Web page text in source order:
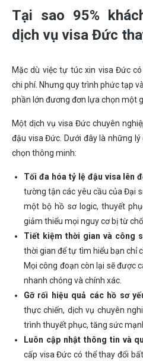
Tại sao 95%
dịch vụ visa Đức
Mặc dù việc tự túc xin visa Đức
chi phí. Nhưng quy trình phức tạp
phần lớn đương đơn lựa chọn một
Một dịch vụ visa Đức chuyên
đậu visa Đức. Dưới đây là những
chọn thông minh:
Tối đa hóa tỷ lệ đậu visa lên
tường tận các yêu cầu của Đại
một bộ hồ sơ logic, thuyết
giảm thiểu mọi nguy cơ bị từ
Tiết kiệm thời gian và công
thời gian để tự tìm hiểu bạn chỉ
Mọi công đoạn còn lại sẽ được
nhanh chóng và chính xác.
Gỡ rối hiệu quả các hồ sơ
thực chiến, dịch vụ chuyên
trình thuyết phục, tăng sức
Luôn cập nhật thông tin và
cấp visa Đức có thể thay đổi